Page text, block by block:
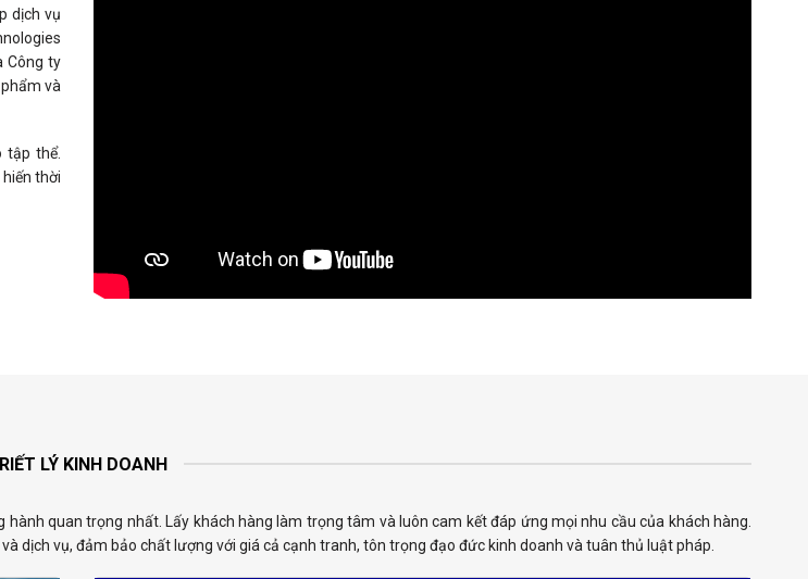
dịch vụ
Công ty
và
tập thể.
thời
LÝ KINH DOANH
quan trọng nhất. Lấy khách hàng làm trọng tâm và luôn cam kết đáp ứng mọi nhu cầu của khách hàng.
dịch vụ, đảm bảo chất lượng với giá cả cạnh tranh, tôn trọng đạo đức kinh doanh và tuân thủ luật pháp.